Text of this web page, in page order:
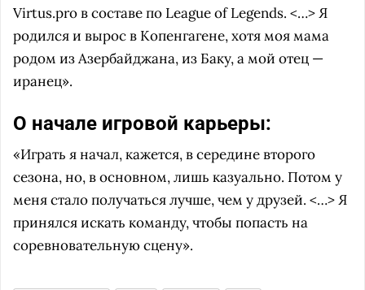
Virtus.pro в составе по League of Legends. <…> Я
родился и вырос в Копенгагене, хотя моя мама
родом из Азербайджана, из Баку, а мой отец —
иранец».
О начале игровой карьеры:
«Играть я начал, кажется, в середине второго
сезона, но, в основном, лишь казуально. Потом у
меня стало получаться лучше, чем у друзей. <…> Я
принялся искать команду, чтобы попасть на
соревновательную сцену».